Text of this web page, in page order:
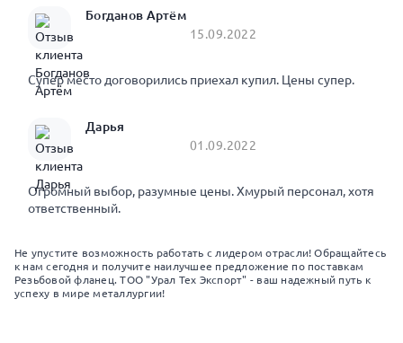
Богданов Артём
15.09.2022
Супер место договорились приехал купил. Цены супер.
Дарья
01.09.2022
Огромный выбор, разумные цены. Хмурый персонал, хотя
ответственный.
Не упустите возможность работать с лидером отрасли! Обращайтесь
к нам сегодня и получите наилучшее предложение по поставкам
Резьбовой фланец. ТОО "Урал Тех Экспорт" - ваш надежный путь к
успеху в мире металлургии!